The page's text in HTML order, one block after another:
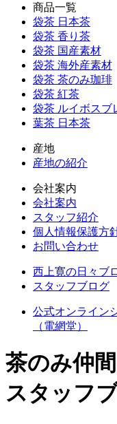
商品一覧
袋茶 日本茶
袋茶 香り茶
袋茶 国産素材
袋茶 海外産素材
袋茶 茶のみ珈琲
袋茶 紅茶
袋茶 ルイボスブ
葉茶 日本茶
産地
産地の紹介
会社案内
会社案内
スタッフ紹介
個人情報保護方
お問い合わせ
西上寛の日々ブ
スタッフブログ
公式オンライン
（電網堂）
茶のみ仲
スタッフ